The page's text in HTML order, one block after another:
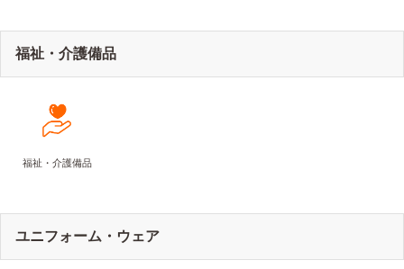
福祉・介護備品
福祉・介護備品
ユニフォーム・ウェア